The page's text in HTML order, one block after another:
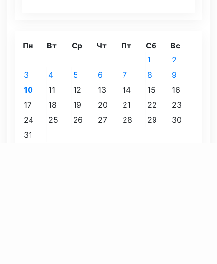
Пн Вт Ср Чт Пт Сб Вс
1
2
3
4 5 6 7 8
9
10
11 12 13 14 15
16
17
18 19 20 21 22
23
24
25 26 27 28 29
30
31